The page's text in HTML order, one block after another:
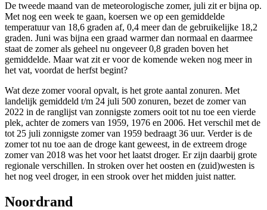
De tweede maand van de meteorologische zomer, juli zit er bijna op.
Met nog een week te gaan, koersen we op een gemiddelde
temperatuur van 18,6 graden af, 0,4 meer dan de gebruikelijke 18,2
graden. Juni was bijna een graad warmer dan normaal en daarmee
staat de zomer als geheel nu ongeveer 0,8 graden boven het
gemiddelde. Maar wat zit er voor de komende weken nog meer in
het vat, voordat de herfst begint?
Wat deze zomer vooral opvalt, is het grote aantal zonuren. Met
landelijk gemiddeld t/m 24 juli 500 zonuren, bezet de zomer van
2022 in de ranglijst van zonnigste zomers ooit tot nu toe een vierde
plek, achter de zomers van 1959, 1976 en 2006. Het verschil met de
tot 25 juli zonnigste zomer van 1959 bedraagt 36 uur. Verder is de
zomer tot nu toe aan de droge kant geweest, in de extreem droge
zomer van 2018 was het voor het laatst droger. Er zijn daarbij grote
regionale verschillen. In stroken over het oosten en (zuid)westen is
het nog veel droger, in een strook over het midden juist natter.
Noordrand